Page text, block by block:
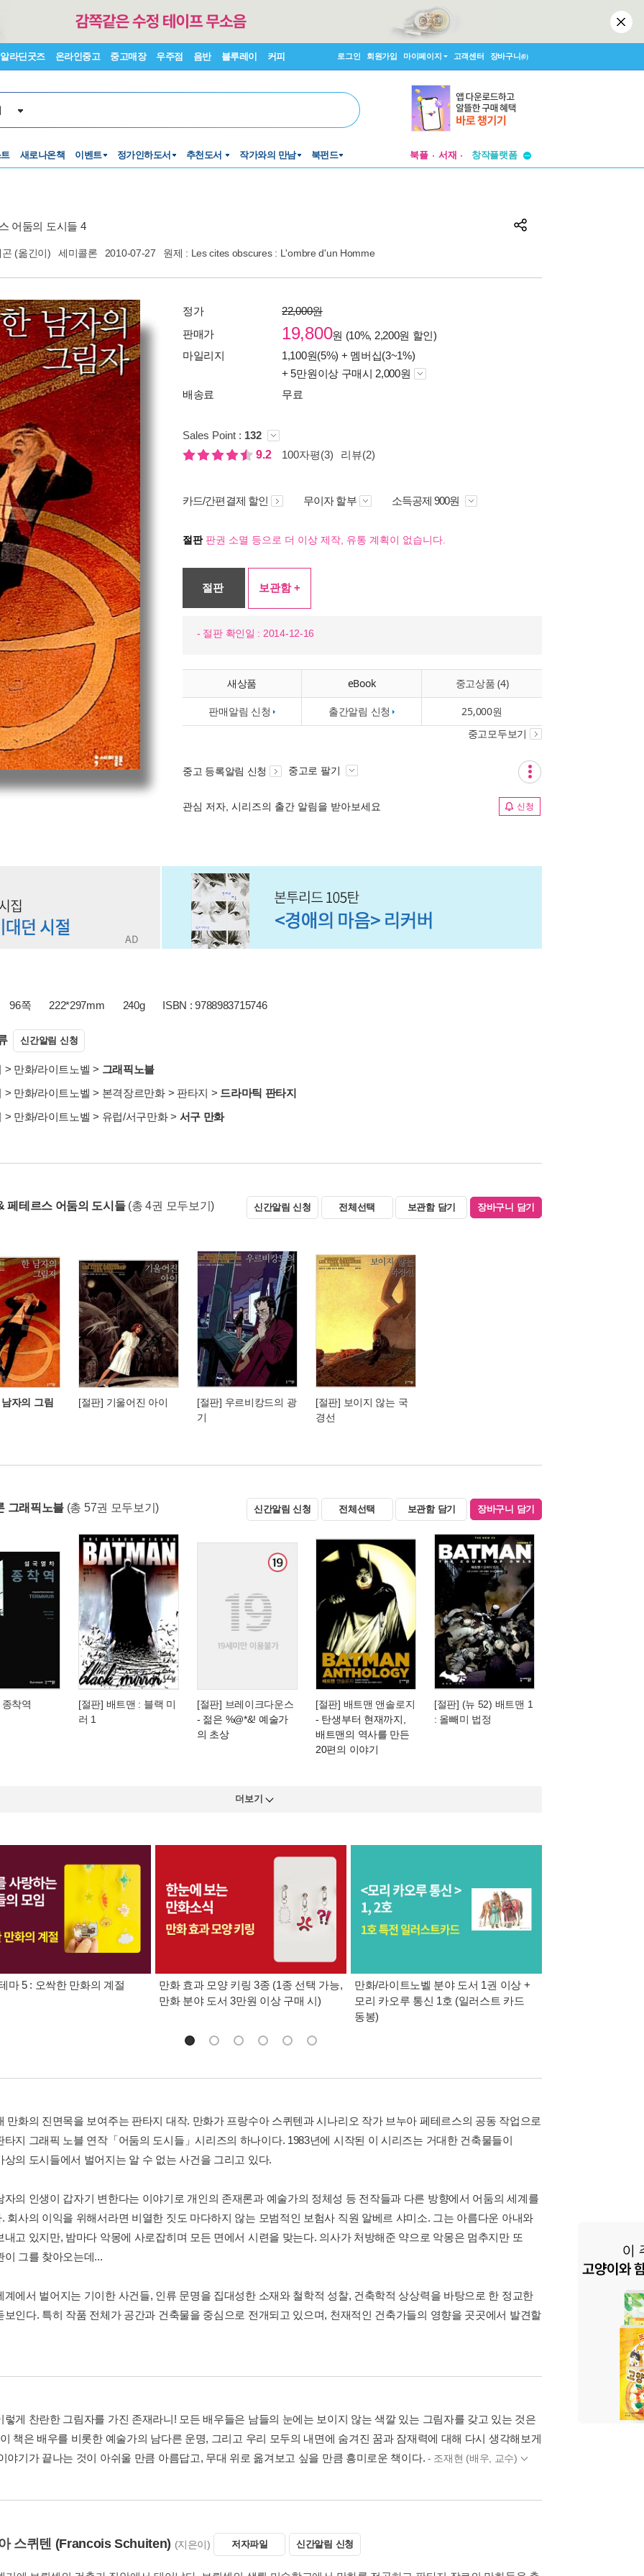
알라딘굿즈 온라인중고 중고매장 우주점 음반 블루레이 커피 로그인 회원가입 마이페이지 고객센터 장바구니(0)
새로나온책 이벤트 정가인하도서 추천도서 작가와의 만남 북펀드 북플 서재
투비컨티뉴드
투비컨티뉴드
어둠의 도시들 4
(옮긴이) 세미콜론 2010-07-27 원제 : Les cites obscures : L'ombre d'un Homme
정가
22,000원
판매가
19,800원 (10%, 2,200원 할인)
마일리지
1,100원(5%) + 멤버십(3~1%)
+ 5만원이상 구매시 2,000원
배송료
무료
Sales Point : 132
9.2
100자평(3) 리뷰(2)
카드/간편결제 할인 무이자 할부 소득공제 900원
절판판권 소멸 등으로 더 이상 제작, 유통 계획이 없습니다.
절판 보관함 +
- 절판 확인일 : 2014-12-16
새상품 eBook 중고상품 (4)
판매알림 신청 출간알림 신청 25,000원
중고모두보기
중고 등록알림 신청 중고로 팔기
관심 저자, 시리즈의 출간 알림을 받아보세요 신청
96쪽 222*297mm 240g ISBN : 9788983715746
신간알림 신청
> 만화/라이트노벨 > 그래픽노블
> 만화/라이트노벨 > 본격장르만화> 판타지 > 드라마틱 판타지
> 만화/라이트노벨 > 유럽/서구만화> 서구 만화
페테르스 어둠의 도시들 (총 4권 모두보기) 신간알림 신청 전체선택 보관함 담기 장바구니 담기
자의 그림 [절판] 기울어진 아이
[절판] 우르비캉드의 광
기
[절판] 보이지 않는 국
경선
그래픽노블 (총 57권 모두보기) 신간알림 신청 전체선택 보관함 담기 장바구니 담기
착역
[절판] 배트맨 : 블랙 미
러 1
[절판] 브레이크다운스
- 젊은 %@*&! 예술가
의 초상
[절판] 배트맨 앤솔로지
- 탄생부터 현재까지,
배트맨의 역사를 만든
20편의 이야기
[절판] (뉴 52) 배트맨 1
: 올빼미 법정
더보기
마 5 : 오싹한 만화의 계절
만화 효과 모양 키링 3종 (1종 선택 가능,
만화 분야 도서 3만원 이상 구매 시)
만화/라이트노벨 분야 도서 1권 이상 +
모리 카오루 통신 1호 (일러스트 카드
동봉)
만화의 진면목을 보여주는 판타지 대작. 만화가 프랑수아 스퀴텐과 시나리오 작가 브누아 페테르스의 공동 작업으로
타지 그래픽 노블 연작「어둠의 도시들」시리즈의 하나이다. 1983년에 시작된 이 시리즈는 거대한 건축물들이
상의 도시들에서 벌어지는 알 수 없는 사건을 그리고 있다.
자의 인생이 갑자기 변한다는 이야기로 개인의 존재론과 예술가의 정체성 등 전작들과 다른 방향에서 어둠의 세계를
회사의 이익을 위해서라면 비열한 짓도 마다하지 않는 모범적인 보험사 직원 알베르 샤미소. 그는 아름다운 아내와
내고 있지만, 밤마다 악몽에 사로잡히며 모든 면에서 시련을 맞는다. 의사가 처방해준 약으로 악몽은 멈추지만 또
이 그를 찾아오는데...
계에서 벌어지는 기이한 사건들, 인류 문명을 집대성한 소재와 철학적 성찰, 건축학적 상상력을 바탕으로 한 정교한
보인다. 특히 작품 전체가 공간과 건축물을 중심으로 전개되고 있으며, 천재적인 건축가들의 영향을 곳곳에서 발견할
렇게 찬란한 그림자를 가진 존재라니! 모든 배우들은 남들의 눈에는 보이지 않는 색깔 있는 그림자를 갖고 있는 것은
책은 배우를 비롯한 예술가의 남다른 운명, 그리고 우리 모두의 내면에 숨겨진 꿈과 잠재력에 대해 다시 생각해보게
야기가 끝나는 것이 아쉬울 만큼 아름답고, 무대 위로 옮겨보고 싶을 만큼 흥미로운 책이다. - 조재현 (배우, 교수)
스퀴텐 (Francois Schuiten) (지은이) 저자파일 신간알림 신청